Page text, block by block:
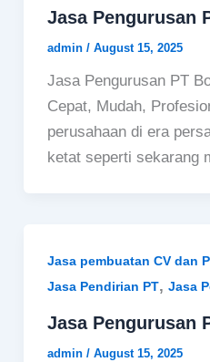
Jasa Pengurusan
admin / August 15, 2025
Jasa Pengurusan PT
Cepat, Mudah,
perusahaan di era
ketat seperti sekarang
Jasa pembuatan CV dan
Jasa Pendirian PT, Jasa
Jasa Pengurusan
admin / August 15, 2025